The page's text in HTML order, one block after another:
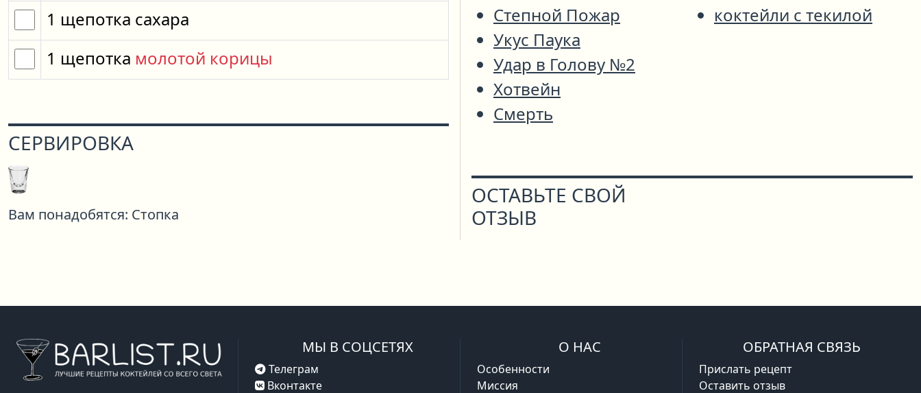
1 щепотка сахара
1 щепотка молотой корицы
СЕРВИРОВКА
Вам понадобятся: Стопка
Степной Пожар
Укус Паука
Удар в Голову №2
Хотвейн
Смерть
коктейли с текилой
ОСТАВЬТЕ СВОЙ
ОТЗЫВ
МЫ В СОЦСЕТЯХ
Телеграм
Вконтакте
О НАС
Особенности
Миссия
ОБРАТНАЯ СВЯЗЬ
Прислать рецепт
Оставить отзыв